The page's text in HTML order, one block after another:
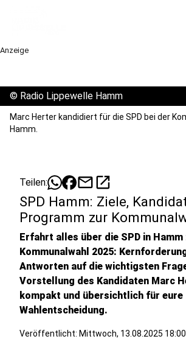
Anzeige
© Radio Lippewelle Hamm
Marc Herter kandidiert für die SPD bei der
Hamm.
Teilen: mailopen_in_new
SPD Hamm: Ziele,
Programm zur
Erfahrt alles über die SPD in Hamm
Kommunalwahl 2025:
Antworten auf die wichtigsten
Vorstellung des Kandidaten Marc
kompakt und übersichtlich für eure
Wahlentscheidung.
Veröffentlicht: Mittwoch, 13.08.2025 18:00